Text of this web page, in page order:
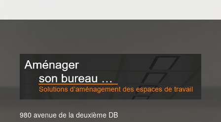
980 avenue de la deuxième DB